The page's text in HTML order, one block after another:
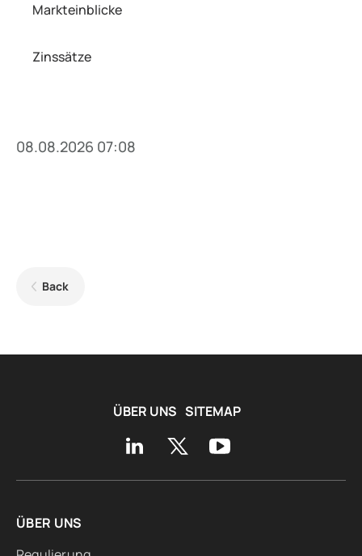
Markteinblicke
Zinssätze
08.08.2026 07:08
Back
ÜBER UNS SITEMAP
ÜBER UNS